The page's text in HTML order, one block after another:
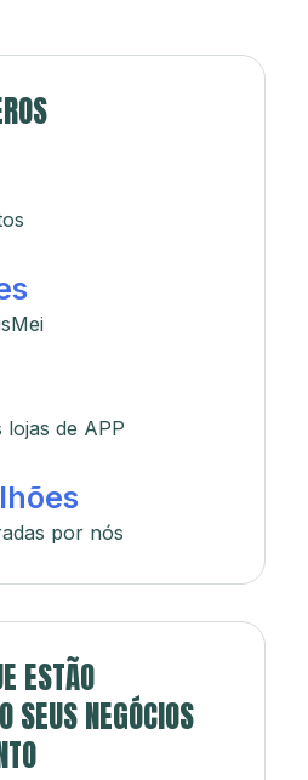
lojas de APP
por nós
ESTÃO
SEUS NEGÓCIOS